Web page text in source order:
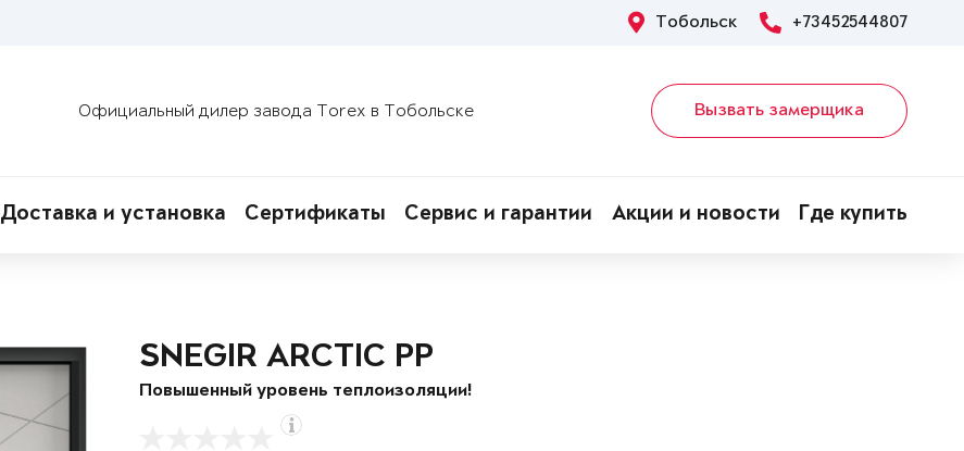
Тобольск +73452544807
Официальный дилер завода Torex в Тобольске Вызвать замерщика
Доставка и установка Сертификаты Сервис и гарантии Акции и новости Где купить
SNEGIR ARCTIC PP
Повышенный уровень теплоизоляции!